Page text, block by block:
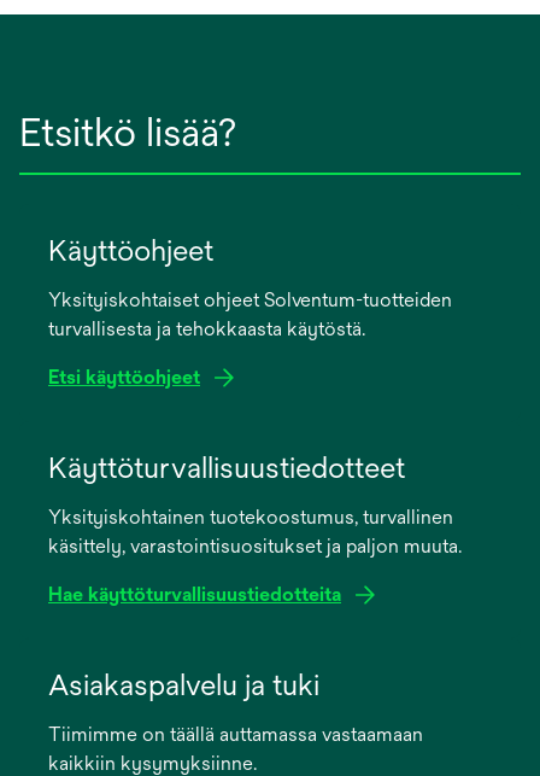
Etsitkö lisää?
Käyttöohjeet
Yksityiskohtaiset ohjeet Solventum-tuotteiden
turvallisesta ja tehokkaasta käytöstä.
Etsi käyttöohjeet
new
Käyttöturvallisuustiedotteet
Yksityiskohtainen tuotekoostumus, turvallinen
käsittely, varastointisuositukset ja paljon muuta.
Hae käyttöturvallisuustiedotteita
new
Asiakaspalvelu ja tuki
Tiimimme on täällä auttamassa vastaamaan
kaikkiin kysymyksiinne.